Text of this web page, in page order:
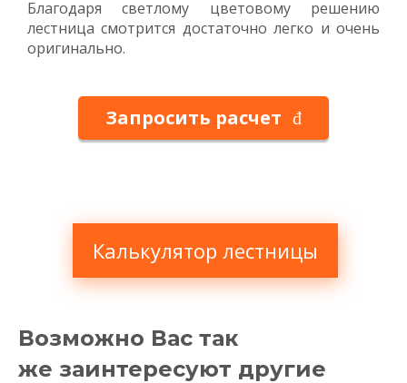
Благодаря светлому цветовому решению
лестница смотрится достаточно легко и очень
оригинально.
Запросить расчет
Калькулятор лестницы
Возможно Вас так
же заинтересуют другие